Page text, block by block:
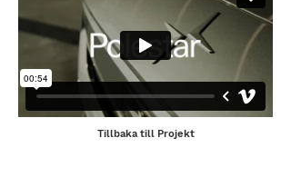
Tillbaka till Projekt